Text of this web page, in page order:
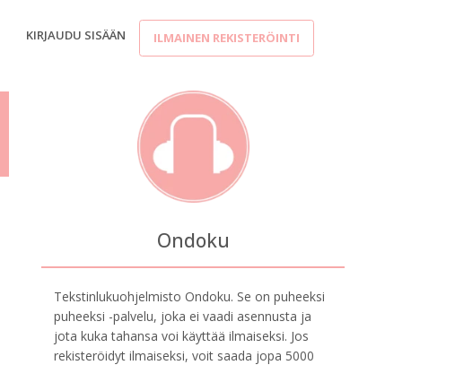
KIRJAUDU SISÄÄN ILMAINEN REKISTERÖINTI
Ondoku
Tekstinlukuohjelmisto Ondoku. Se on puheeksi
puheeksi -palvelu, joka ei vaadi asennusta ja
jota kuka tahansa voi käyttää ilmaiseksi. Jos
rekisteröidyt ilmaiseksi, voit saada jopa 5000